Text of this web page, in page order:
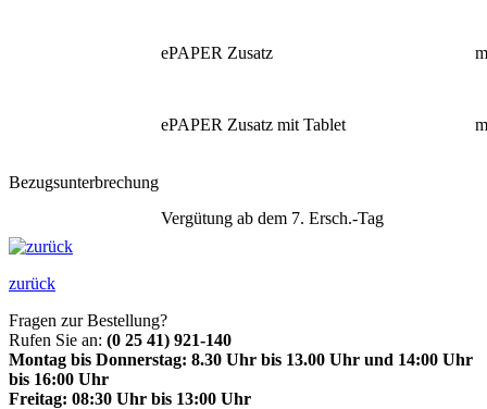
ePAPER Zusatz
ePAPER Zusatz mit Tablet
Bezugsunterbrechung
Vergütung ab dem 7. Ersch.-Tag
zurück
Fragen zur Bestellung?
Rufen Sie an: (0 25 41) 921-140
Montag bis Donnerstag: 8.30 Uhr bis 13.00 Uhr und 14:00 Uhr
bis 16:00 Uhr
Freitag: 08:30 Uhr bis 13:00 Uhr